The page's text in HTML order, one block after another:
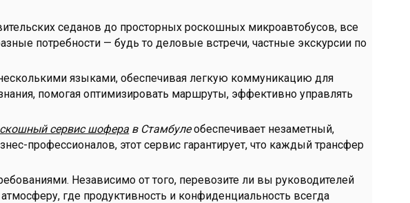
седанов до просторных роскошных микроавтобусов, все
потребности — будь то деловые встречи, частные экскурсии по
языками, обеспечивая легкую коммуникацию для
помогая оптимизировать маршруты, эффективно управлять
сервис шофера в Стамбулеобеспечивает незаметный,
профессионалов, этот сервис гарантирует, что каждый трансфер
Независимо от того, перевозите ли вы руководителей
где продуктивность и конфиденциальность всегда